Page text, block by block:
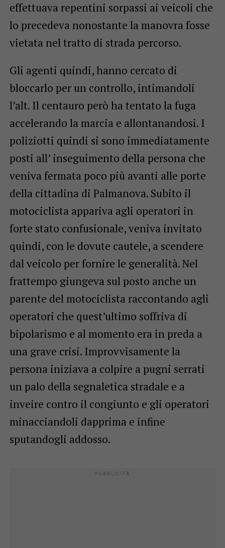
effettuava repentini sorpassi ai veicoli che
lo precedeva nonostante la manovra fosse
vietata nel tratto di strada percorso.
Gli agenti quindi, hanno cercato di
bloccarlo per un controllo, intimandoli
l’alt. Il centauro però ha tentato la fuga
accelerando la marcia e allontanandosi. I
poliziotti quindi si sono immediatamente
posti all’ inseguimento della persona che
veniva fermata poco più avanti alle porte
della cittadina di Palmanova. Subito il
motociclista appariva agli operatori in
forte stato confusionale, veniva invitato
quindi, con le dovute cautele, a scendere
dal veicolo per fornire le generalità. Nel
frattempo giungeva sul posto anche un
parente del motociclista raccontando agli
operatori che quest’ultimo soffriva di
bipolarismo e al momento era in preda a
una grave crisi. Improvvisamente la
persona iniziava a colpire a pugni serrati
un palo della segnaletica stradale e a
inveire contro il congiunto e gli operatori
minacciandoli dapprima e infine
sputandogli addosso.